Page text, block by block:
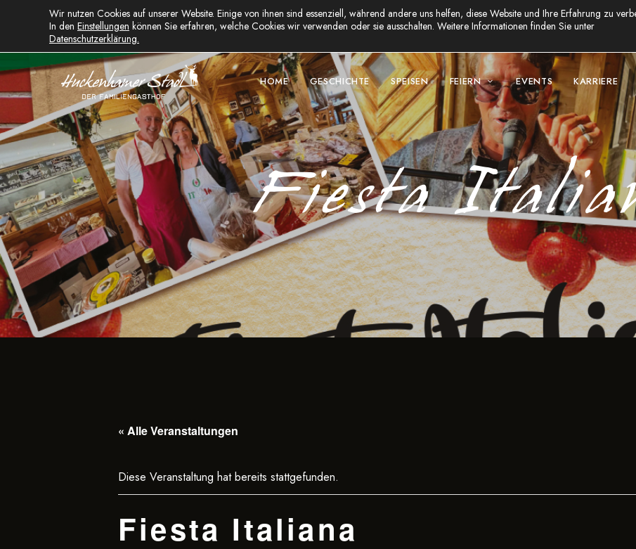
Huckenham 11, D-94137 Bayerbach
HOME GESCHICHTE SPEISEN FEIERN EVENTS KARRIERE
Fiesta
« Alle Veranstaltungen
Diese Veranstaltung hat bereits stattgefunden.
Fiesta Italiana
Wir nutzen Cookies auf unserer Website. Einige von ihnen sind essenziell, während andere uns helfen, diese Website und Ihre Erfahrung zu
In den Einstellungen können Sie erfahren, welche Cookies wir verwenden oder sie ausschalten. Weitere Informationen finden Sie unter
Datenschutzerklärung.